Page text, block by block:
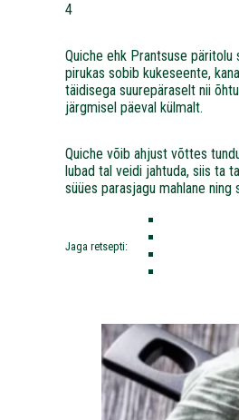
4
Quiche ehk Prantsuse päritolu
pirukas sobib kukeseente,
täidisega suurepäraselt nii
järgmisel päeval külmalt.
Quiche võib ahjust võttes
lubad tal veidi jahtuda, siis ta
süües parasjagu mahlane ning
Jaga retsepti: